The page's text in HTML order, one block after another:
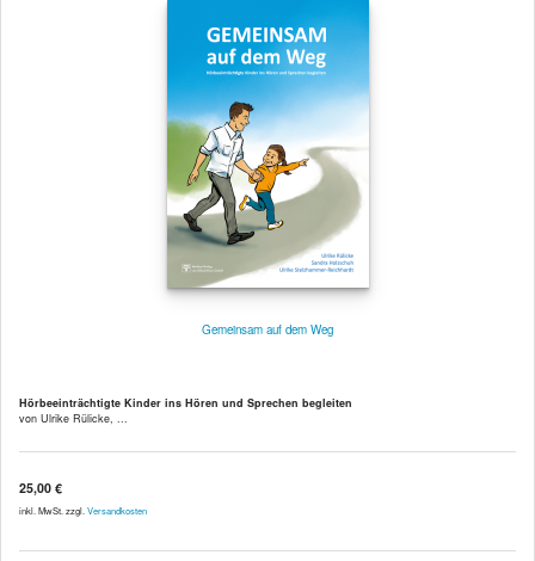
Gemeinsam auf dem Weg
Hörbeeinträchtigte Kinder ins Hören und Sprechen begleiten
von Ulrike Rülicke, ...
25,00 €
inkl. MwSt. zzgl. Versandkosten